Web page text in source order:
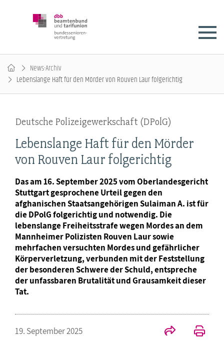
News-Archiv
Lebenslange Haft für den Mörder von Rouven Laur folgerichtig
Deutsche Polizeigewerkschaft (DPolG)
Lebenslange Haft für den Mörder
von Rouven Laur folgerichtig
Das am 16. September 2025 vom Oberlandesgericht
Stuttgart gesprochene Urteil gegen den
afghanischen Staatsangehörigen Sulaiman A. ist für
die DPolG folgerichtig und notwendig. Die
lebenslange Freiheitsstrafe wegen Mordes an dem
Mannheimer Polizisten Rouven Laur sowie
mehrfachen versuchten Mordes und gefährlicher
Körperverletzung, verbunden mit der Feststellung
der besonderen Schwere der Schuld, entspreche
der unfassbaren Brutalität und Grausamkeit dieser
Tat.
19. September 2025